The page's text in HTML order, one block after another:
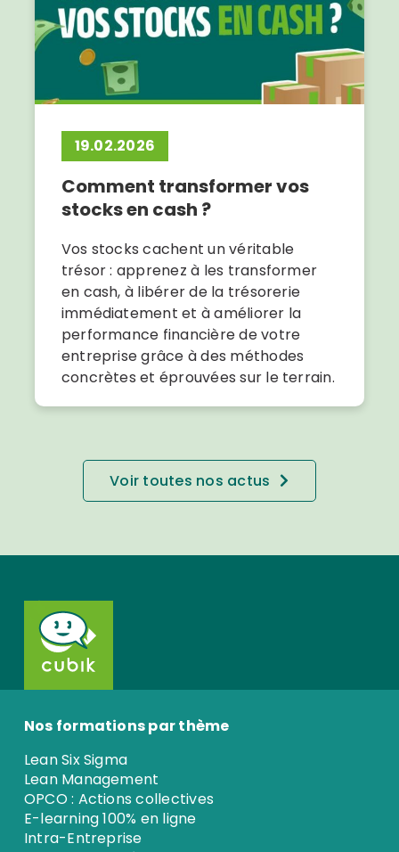
19.02.2026
Comment transformer vos
stocks en cash ?
Vos stocks cachent un véritable
trésor : apprenez à les transformer
en cash, à libérer de la trésorerie
immédiatement et à améliorer la
performance financière de votre
entreprise grâce à des méthodes
concrètes et éprouvées sur le terrain.
Voir toutes nos actus
Nos formations par thème
Lean Six Sigma
Lean Management
OPCO : Actions collectives
E-learning 100% en ligne
Intra-Entreprise